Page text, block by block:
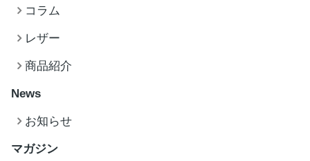
コラム
レザー
商品紹介
News
お知らせ
マガジン